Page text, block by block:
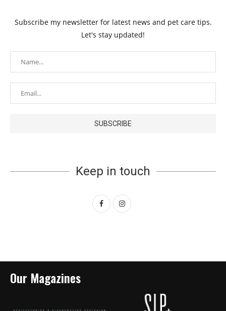
Subscribe my newsletter for latest news and pet care tips.
Let's stay updated!
Keep in touch
Our Magazines